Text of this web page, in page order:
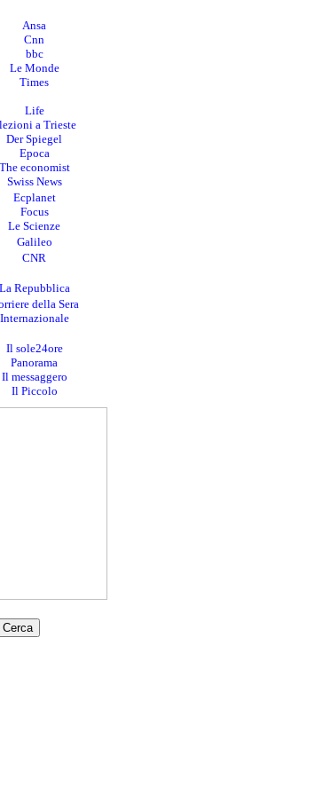
Ansa
Cnn
bbc
Le Monde
Times
Life
a Trieste
Der Spiegel
Epoca
economist
Swiss News
Ecplanet
Focus
Le Scienze
Galileo
CNR
Repubblica
della Sera
Internazionale
Il sole24ore
Panorama
Il messaggero
Il Piccolo